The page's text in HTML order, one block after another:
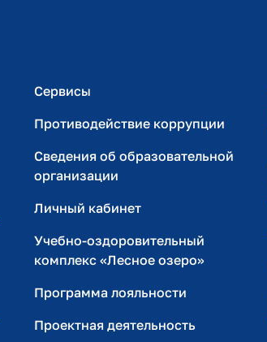
Сервисы
Противодействие коррупции
Сведения об образовательной
организации
Личный кабинет
Учебно-оздоровительный
комплекс «Лесное озеро»
Программа лояльности
Проектная деятельность